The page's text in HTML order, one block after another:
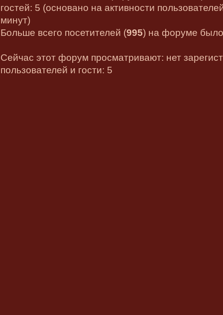
гостей: 5 (основано на активности
минут)
Больше всего посетителей (995) на форуме
Сейчас этот форум просматривают: нет
пользователей и гости: 5